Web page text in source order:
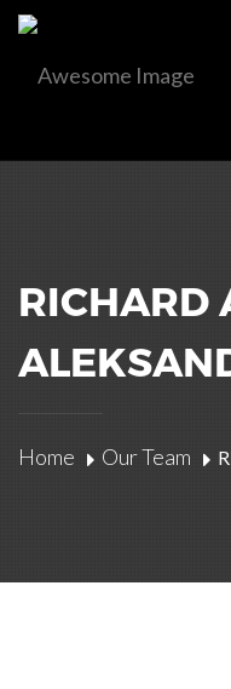
RICHARD
Home Our Team